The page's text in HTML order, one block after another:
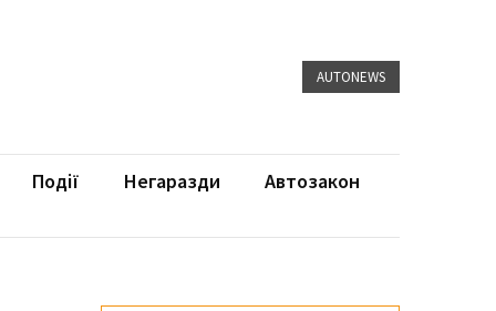
AUTONEWS
Події Негаразди Автозакон